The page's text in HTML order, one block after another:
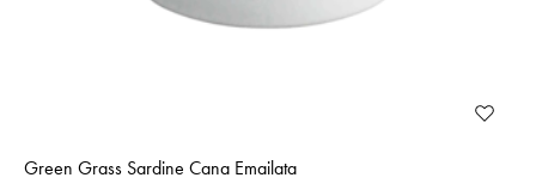
Green Grass Sardine Cana Emailata